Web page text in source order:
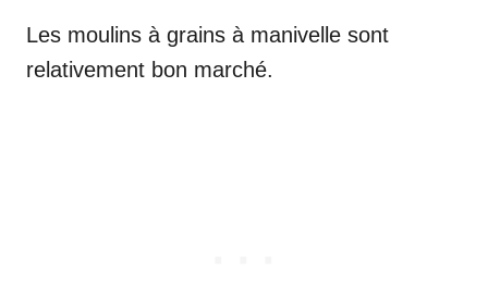
Les moulins à grains à manivelle sont
relativement bon marché.